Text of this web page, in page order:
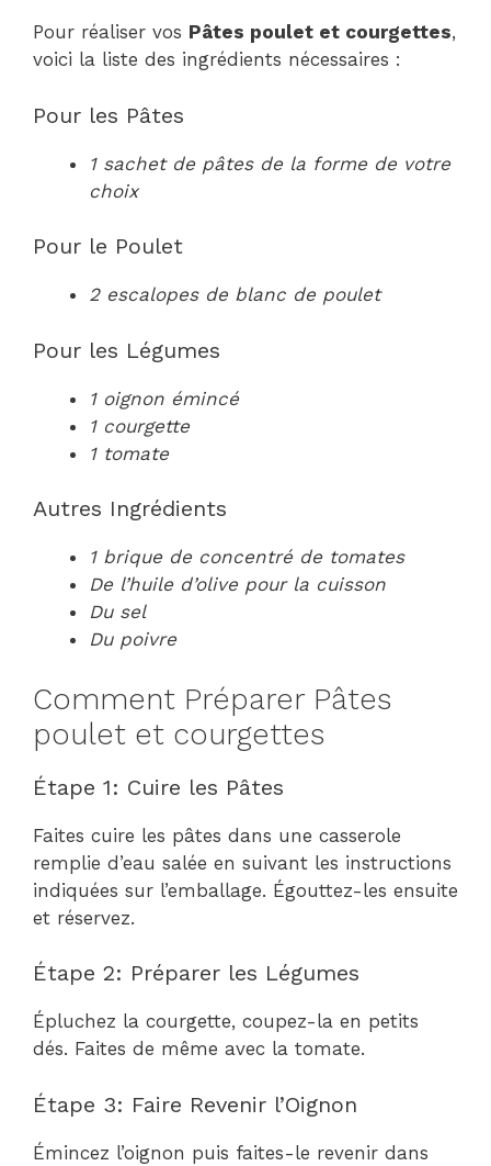
Pour réaliser vos Pâtes poulet et courgettes,
voici la liste des ingrédients nécessaires :
Pour les Pâtes
1 sachet de pâtes de la forme de votre
choix
Pour le Poulet
2 escalopes de blanc de poulet
Pour les Légumes
1 oignon émincé
1 courgette
1 tomate
Autres Ingrédients
1 brique de concentré de tomates
De l’huile d’olive pour la cuisson
Du sel
Du poivre
Comment Préparer Pâtes
poulet et courgettes
Étape 1: Cuire les Pâtes
Faites cuire les pâtes dans une casserole
remplie d’eau salée en suivant les instructions
indiquées sur l’emballage. Égouttez-les ensuite
et réservez.
Étape 2: Préparer les Légumes
Épluchez la courgette, coupez-la en petits
dés. Faites de même avec la tomate.
Étape 3: Faire Revenir l’Oignon
Émincez l’oignon puis faites-le revenir dans